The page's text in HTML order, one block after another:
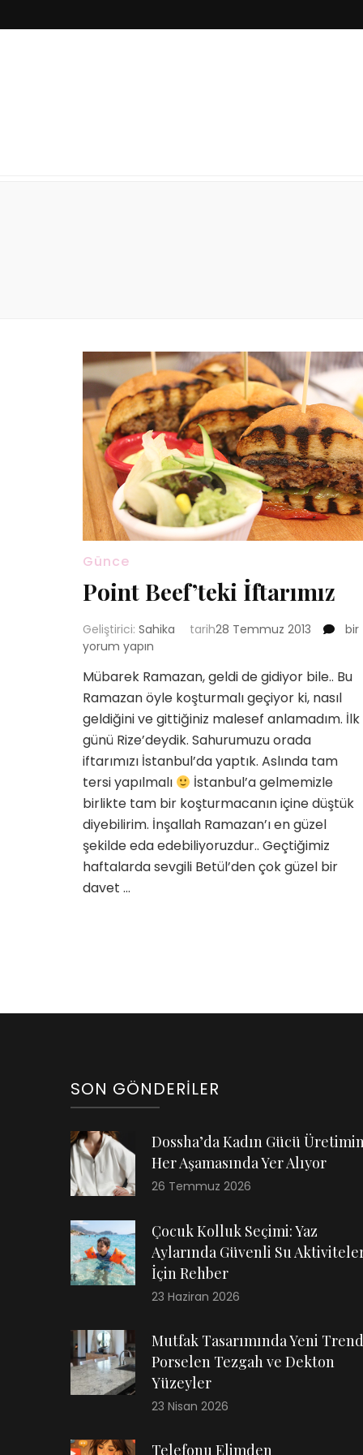
Günce
Point Beef’teki İftarımız
Geliştirici: Sahika tarih28 Temmuz 2013
Point
için
bir
yorum yapın
Mübarek Ramazan, geldi de gidiyor bile.. Bu
Ramazan öyle koşturmalı geçiyor ki, nasıl
geldiğini ve gittiğiniz malesef anlamadım. İlk
günü Rize’deydik. Sahurumuzu orada
iftarımızı İstanbul’da yaptık. Aslında tam
tersi yapılmalı
İstanbul’a gelmemizle
birlikte tam bir koşturmacanın içine düştük
diyebilirim. İnşallah Ramazan’ı en güzel
şekilde eda edebiliyoruzdur.. Geçtiğimiz
haftalarda sevgili Betül’den çok güzel bir
davet …
SON GÖNDERILER
Dossha’da Kadın Gücü
Her Aşamasında Yer Alıyor
26 Temmuz 2026
Çocuk Kolluk Seçimi: Yaz
Aylarında Güvenli Su
İçin Rehber
23 Haziran 2026
Mutfak Tasarımında Yeni
Porselen Tezgah ve Dekton
Yüzeyler
23 Nisan 2026
Telefonu Elimden